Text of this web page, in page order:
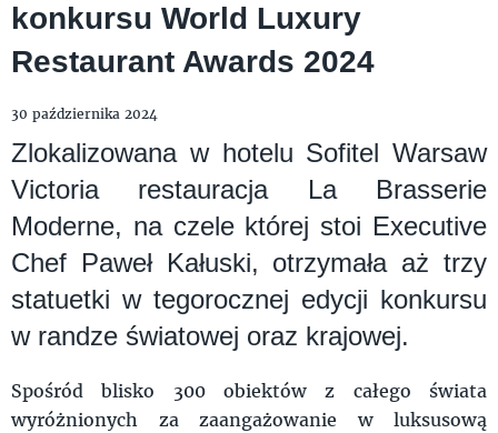
konkursu World Luxury
Restaurant Awards 2024
30 października 2024
Zlokalizowana w hotelu Sofitel Warsaw
Victoria restauracja La Brasserie
Moderne, na czele której stoi Executive
Chef Paweł Kałuski, otrzymała aż trzy
statuetki w tegorocznej edycji konkursu
w randze światowej oraz krajowej.
Spośród blisko 300 obiektów z całego świata
wyróżnionych za zaangażowanie w luksusową